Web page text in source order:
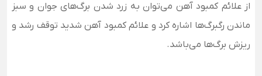
از علائم کمبود آهن می‌توان به زرد شدن برگ‌های جوان و سبز
ماندن رگبرگ‌ها اشاره کرد و علائم کمبود آهن شدید توقف رشد و
ریزش برگ‌ها می‌باشد.